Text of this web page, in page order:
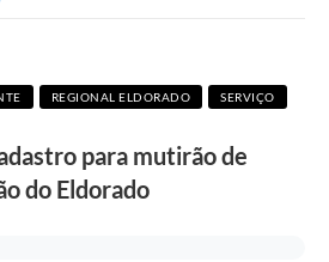
REGIONAL ELDORADO SERVIÇO
para mutirão de
do Eldorado
a
u
a